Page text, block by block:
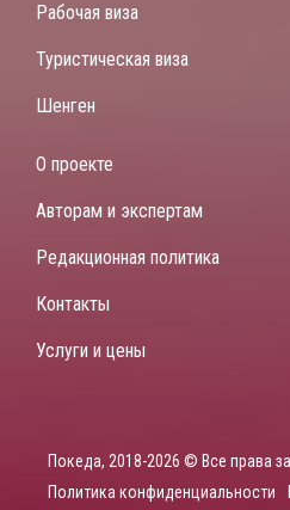
Рабочая виза
Туристическая виза
Шенген
О проекте
Авторам и экспертам
Редакционная политика
Контакты
Услуги и цены
Покеда, 2018-2026 © Все права
Политика конфиденциальности